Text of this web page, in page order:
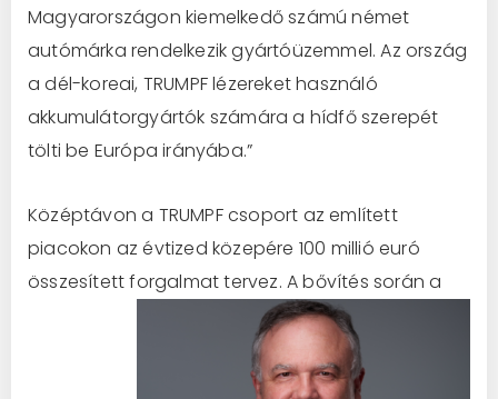
Magyarországon kiemelkedő számú német
autómárka rendelkezik gyártóüzemmel. Az ország
a dél-koreai, TRUMPF lézereket használó
akkumulátorgyártók számára a hídfő szerepét
tölti be Európa irányába.”
Középtávon a TRUMPF csoport az említett
piacokon az évtized közepére 100 millió euró
összesítettforgalmat tervez. A bővítés során a